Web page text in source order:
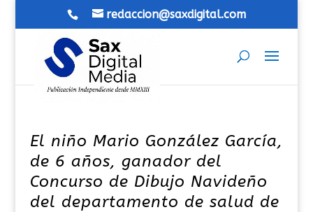
redaccion@saxdigital.com
El niño Mario González García,
de 6 años, ganador del
Concurso de Dibujo Navideño
del departamento de salud de